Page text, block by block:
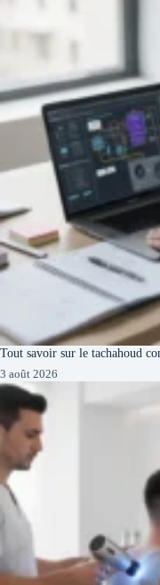
Tout savoir sur le tachahoud
3 août 2026